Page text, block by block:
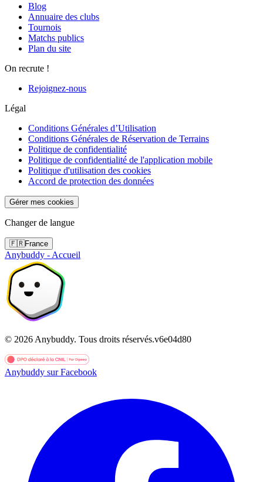
Blog
Annuaire des clubs
Tournois
Matchs publics
Plan du site
On recrute !
Rejoignez-nous
Légal
Conditions Générales d’Utilisation
Conditions Générales de Réservation de Terrains
Politique de confidentialité
Politique de confidentialité de l'application mobile
Politique d'utilisation des cookies
Accord de protection des données
Gérer mes cookies
Changer de langue
🇫🇷France
Anybuddy - Accueil
© 2026 Anybuddy. Tous droits réservés.v6e04d80
Anybuddy sur Facebook